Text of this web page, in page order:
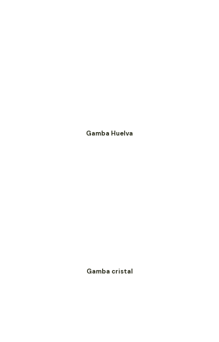
Gamba Huelva
Gamba cristal